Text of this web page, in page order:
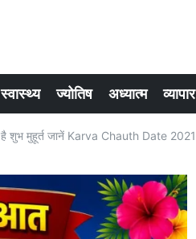
स्वास्थ्य ज्योतिष अध्यात्म व्यापार
शुभ मुहूर्त जानें Karva Chauth Date 2021